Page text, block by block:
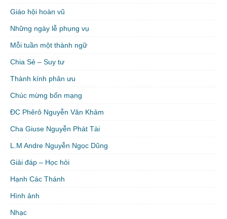
Giáo hội hoàn vũ
Những ngày lễ phụng vụ
Mỗi tuần một thành ngữ
Chia Sẻ – Suy tư
Thành kính phân ưu
Chúc mừng bổn mạng
ĐC Phêrô Nguyễn Văn Khảm
Cha Giuse Nguyễn Phát Tài
L.M Andre Nguyễn Ngọc Dũng
Giải đáp – Học hỏi
Hạnh Các Thánh
Hình ảnh
Nhạc